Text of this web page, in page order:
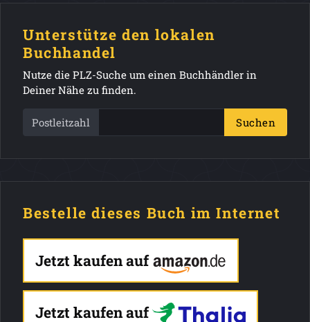
Unterstütze den lokalen
Buchhandel
Nutze die PLZ-Suche um einen Buchhändler in
Deiner Nähe zu finden.
Postleitzahl Suchen
Bestelle dieses Buch im Internet
Jetzt kaufen auf
Jetzt kaufen auf